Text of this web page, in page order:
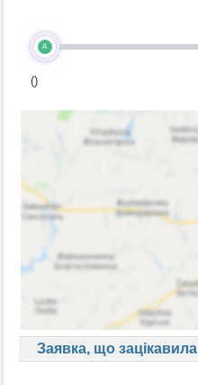
A
()
Заявка, що зацікавила